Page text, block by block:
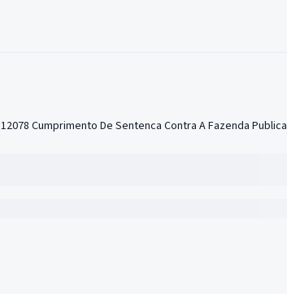
12078 Cumprimento De Sentenca Contra A Fazenda Publica